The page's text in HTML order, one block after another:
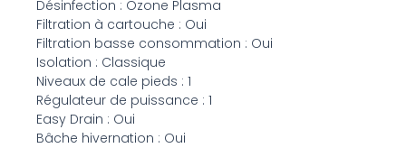
Désinfection : Ozone Plasma
Filtration à cartouche : Oui
Filtration basse consommation : Oui
Isolation : Classique
Niveaux de cale pieds : 1
Régulateur de puissance : 1
Easy Drain : Oui
Bâche hivernation : Oui